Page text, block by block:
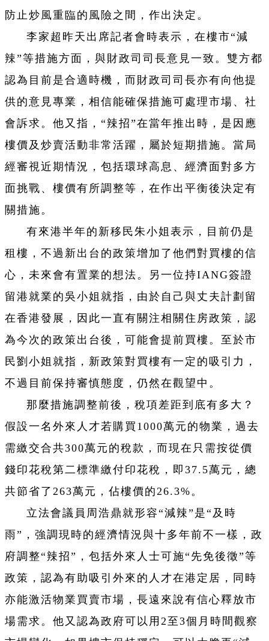
防止炒風重臨的風險之間，作出決定。
李家超昨天出席記者會時表示，在樓市“減
辣”等措施方面，與財政司司長意見一致。雙方都
認為目前是合適時機，而財政司司長亦有向他提
供的意見專業，相信能確保措施可處理市場、社
會訴求。他又指，“辣招”在當年推出時，是因應
樓價及炒賣活動非常活躍，屬於短期措施。當局
經審視近期情況，包括環球高息、經濟面對多方
面挑戰、樓價有所調整等，在作出平衡後決定有
關措施。
有來港半年的新移民朱小姐表示，目前仍是
租樓，不過新出台的政策增加了他們對買樓的信
心，未來會有置業的想法。另一位持IANG簽證
留港就業的吳小姐就指，由於自己與丈夫計劃留
在香港發展，因此一直有關注相關住房政策，認
為今次的政策出台後，可能會提前買樓。至於市
民劉小姐就指，新政策對買樓有一定的吸引力，
不過目前保持審慎態度，仍然在觀望中。
那麼措施調整前後，稅項差距到底有多大？
假設一名外來人才若購買1000萬元的物業，過去
需繳交合共300萬元的稅款，而現在只需按從價
錢印花稅第二標準繳付印花稅，即37.5萬元，總
共節省了263萬元，佔樓價的26.3%。
立法會議員周浩鼎就形容“減辣”是“及時
雨”，強調現時的經濟情況與十多年前不一樣，政
府調整“辣招”，包括外來人士可施“先免後徵”等
政策，認為有助吸引外來的人才在港定居，同時
亦能激活物業買賣市場，長遠來說有信心釋放市
場需求。他又認為政府可以用2至3個月時間觀察